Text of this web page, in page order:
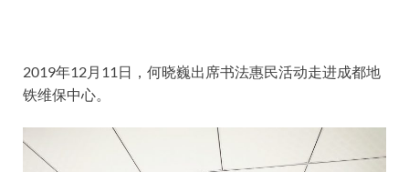
2019年12月11日，何晓巍出席书法惠民活动走进成都地
铁维保中心。